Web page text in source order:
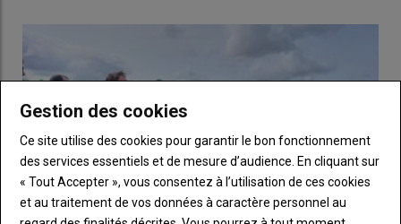
Gestion des cookies
Ce site utilise des cookies pour garantir le bon fonctionnement
des services essentiels et de mesure d’audience. En cliquant sur
« Tout Accepter », vous consentez à l’utilisation de ces cookies
et au traitement de vos données à caractère personnel au